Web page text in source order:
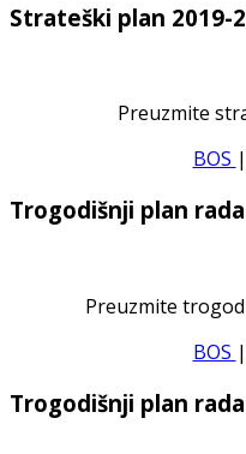
Strateški plan 2019-
Preuzmite
BOS |
Trogodišnji plan
Preuzmite
BOS
Trogodišnji plan